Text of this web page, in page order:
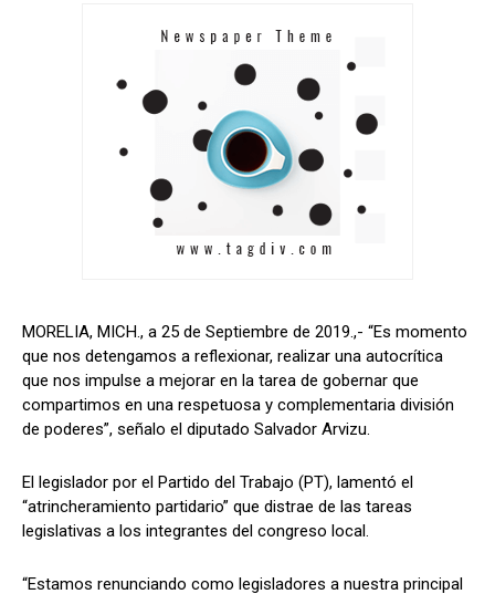
MORELIA, MICH., a 25 de Septiembre de 2019.,- “Es momento
que nos detengamos a reflexionar, realizar una autocrítica
que nos impulse a mejorar en la tarea de gobernar que
compartimos en una respetuosa y complementaria división
de poderes”, señalo el diputado Salvador Arvizu.
El legislador por el Partido del Trabajo (PT), lamentó el
“atrincheramiento partidario” que distrae de las tareas
legislativas a los integrantes del congreso local.
“Estamos renunciando como legisladores a nuestra principal